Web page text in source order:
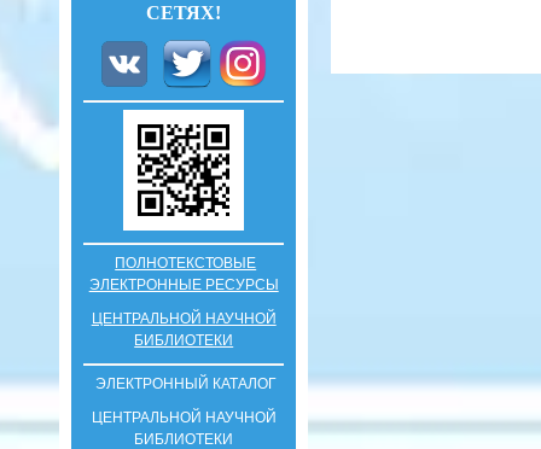
СЕТЯХ!
ПОЛНОТЕКСТОВЫЕ
ЭЛЕКТРОННЫЕ РЕСУРСЫ
ЦЕНТРАЛЬНОЙ НАУЧНОЙ
БИБЛИОТЕКИ
ЭЛЕКТРОННЫЙ КАТАЛОГ
ЦЕНТРАЛЬНОЙ НАУЧНОЙ
БИБЛИОТЕКИ